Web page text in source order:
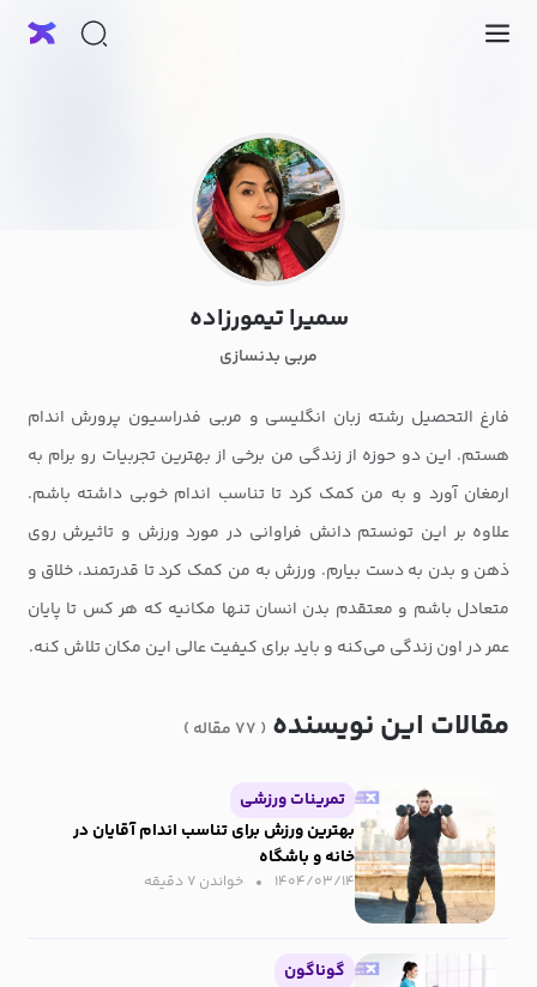
سمیرا تیمورزاده
مربی بدنسازی
فارغ التحصیل رشته زبان انگلیسی و مربی فدراسیون پرورش اندام
هستم. این دو حوزه از زندگی من برخی از بهترین تجربیات رو برام به
ارمغان آورد و به من کمک کرد تا تناسب اندام خوبی داشته باشم.
علاوه بر این تونستم دانش فراوانی در مورد ورزش و تاثیرش روی
ذهن و بدن به دست بیارم. ورزش به من کمک کرد تا قدرتمند، خلاق و
متعادل باشم و معتقدم بدن انسان تنها مکانیه که هر کس تا پایان
عمر در اون زندگی می‌کنه و باید برای کیفیت عالی این مکان تلاش کنه.
مقالات این نویسنده ( ۷۷ مقاله )
تمرینات ورزشی
بهترین ورزش برای تناسب اندام آقایان در
خانه و باشگاه
۱۴۰۴/۰۳/۱۴ خواندن ۷ دقیقه‌
گوناگون